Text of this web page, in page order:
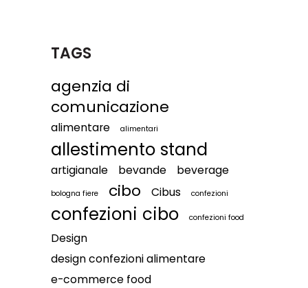
TAGS
agenzia di
comunicazione
alimentare alimentari
allestimento stand
artigianale bevande beverage
bologna fiere cibo Cibus confezioni
confezioni cibo confezioni food
Design
design confezioni alimentare
e-commerce food